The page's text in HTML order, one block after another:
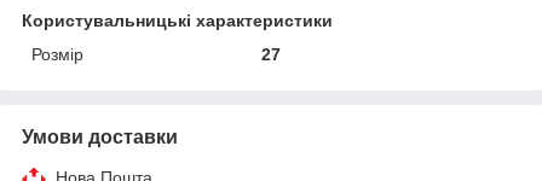
Користувальницькі характеристики
Розмір
27
Умови доставки
Нова Пошта